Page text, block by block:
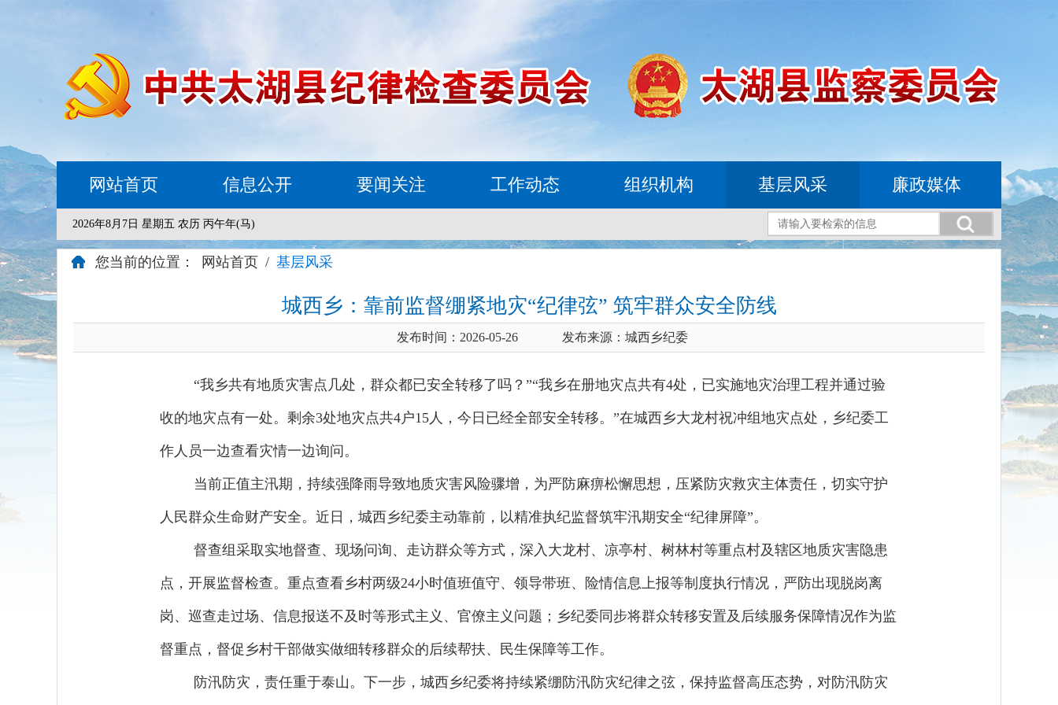
网站首页 信息公开 要闻关注 工作动态 组织机构 基层风采 廉政媒体
2026年8月7日 星期五 农历 丙午年(马)
您当前的位置： 网站首页 / 基层风采
城西乡：靠前监督绷紧地灾“纪律弦” 筑牢群众安全防线
发布时间：2026-05-26 发布来源：城西乡纪委
“我乡共有地质灾害点几处，群众都已安全转移了吗？”“我乡在册地灾点共有4处，已实施地灾治理工程并通过验
收的地灾点有一处。剩余3处地灾点共4户15人，今日已经全部安全转移。”在城西乡大龙村祝冲组地灾点处，乡纪委工
作人员一边查看灾情一边询问。
当前正值主汛期，持续强降雨导致地质灾害风险骤增，为严防麻痹松懈思想，压紧防灾救灾主体责任，切实守护
人民群众生命财产安全。近日，城西乡纪委主动靠前，以精准执纪监督筑牢汛期安全“纪律屏障”。
督查组采取实地督查、现场问询、走访群众等方式，深入大龙村、凉亭村、树林村等重点村及辖区地质灾害隐患
点，开展监督检查。重点查看乡村两级24小时值班值守、领导带班、险情信息上报等制度执行情况，严防出现脱岗离
岗、巡查走过场、信息报送不及时等形式主义、官僚主义问题；乡纪委同步将群众转移安置及后续服务保障情况作为监
督重点，督促乡村干部做实做细转移群众的后续帮扶、民生保障等工作。
防汛防灾，责任重于泰山。下一步，城西乡纪委将持续紧绷防汛防灾纪律之弦，保持监督高压态势，对防汛防灾